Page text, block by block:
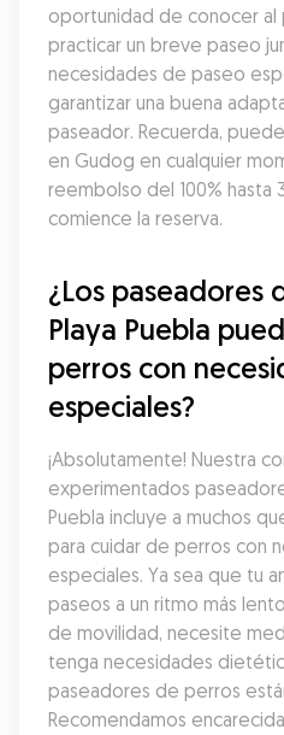
oportunidad de conocer al
practicar un breve paseo
necesidades de paseo
garantizar una buena
paseador. Recuerda,
en Gudog en cualquier
reembolso del 100% hasta
comience la reserva.
¿Los paseadores
Playa Puebla
perros con
especiales?
¡Absolutamente! Nuestra
experimentados
Puebla incluye a muchos
para cuidar de perros con
especiales. Ya sea que tu
paseos a un ritmo más
de movilidad, necesite
tenga necesidades
paseadores de perros
Recomendamos